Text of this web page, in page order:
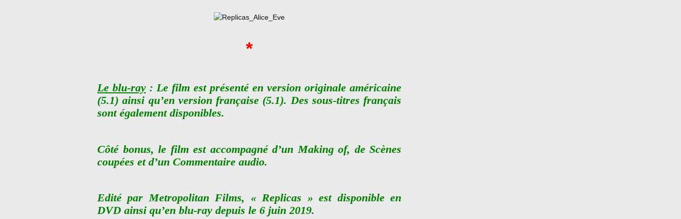
*
Le blu-ray : Le film est présenté en version originale américaine
(5.1) ainsi qu’en version française (5.1). Des sous-titres français
sont également disponibles.
Côté bonus, le film est accompagné d’un Making of, de Scènes
coupées et d’un Commentaire audio.
Edité par Metropolitan Films, « Replicas » est disponible en
DVD ainsi qu’en blu-ray depuis le 6 juin 2019.